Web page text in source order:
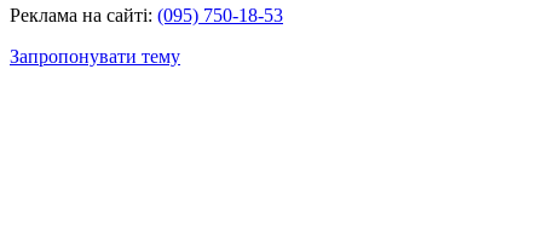
Реклама на сайті: (095) 750-18-53
Запропонувати тему